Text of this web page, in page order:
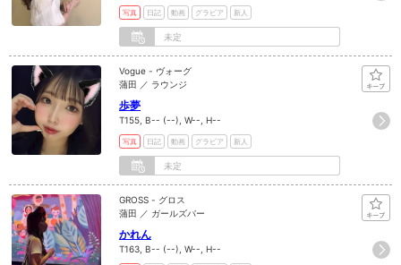
写真 日記 動画 グラビア 新人
未定
Vogue - ヴォーグ
蒲田 ／ ラウンジ
歩夢
T155, B-- (--), W--, H--
写真 日記 動画 グラビア 新人
未定
GROSS - グロス
蒲田 ／ ガールズバー
かれん
T163, B-- (--), W--, H--